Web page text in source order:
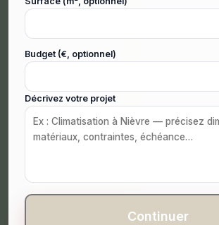
Budget (€, optionnel)
Décrivez votre projet
Continuer